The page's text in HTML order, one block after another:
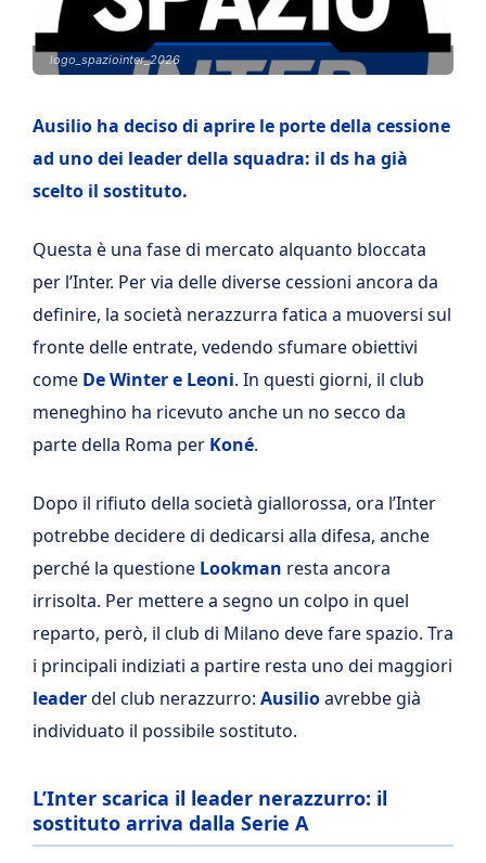
logo_spaziointer_2026
Ausilio ha deciso di aprire le porte della cessione
ad uno dei leader della squadra: il ds ha già
scelto il sostituto.
Questa è una fase di mercato alquanto bloccata
per l’Inter. Per via delle diverse cessioni ancora da
definire, la società nerazzurra fatica a muoversi sul
fronte delle entrate, vedendo sfumare obiettivi
come De Winter e Leoni. In questi giorni, il club
meneghino ha ricevuto anche un no secco da
parte della Roma per Koné.
Dopo il rifiuto della società giallorossa, ora l’Inter
potrebbe decidere di dedicarsi alla difesa, anche
perché la questione Lookman resta ancora
irrisolta. Per mettere a segno un colpo in quel
reparto, però, il club di Milano deve fare spazio. Tra
i principali indiziati a partire resta uno dei maggiori
leaderdel club nerazzurro: Ausilioavrebbe già
individuato il possibile sostituto.
L’Inter scarica il leader nerazzurro: il
sostituto arriva dalla Serie A